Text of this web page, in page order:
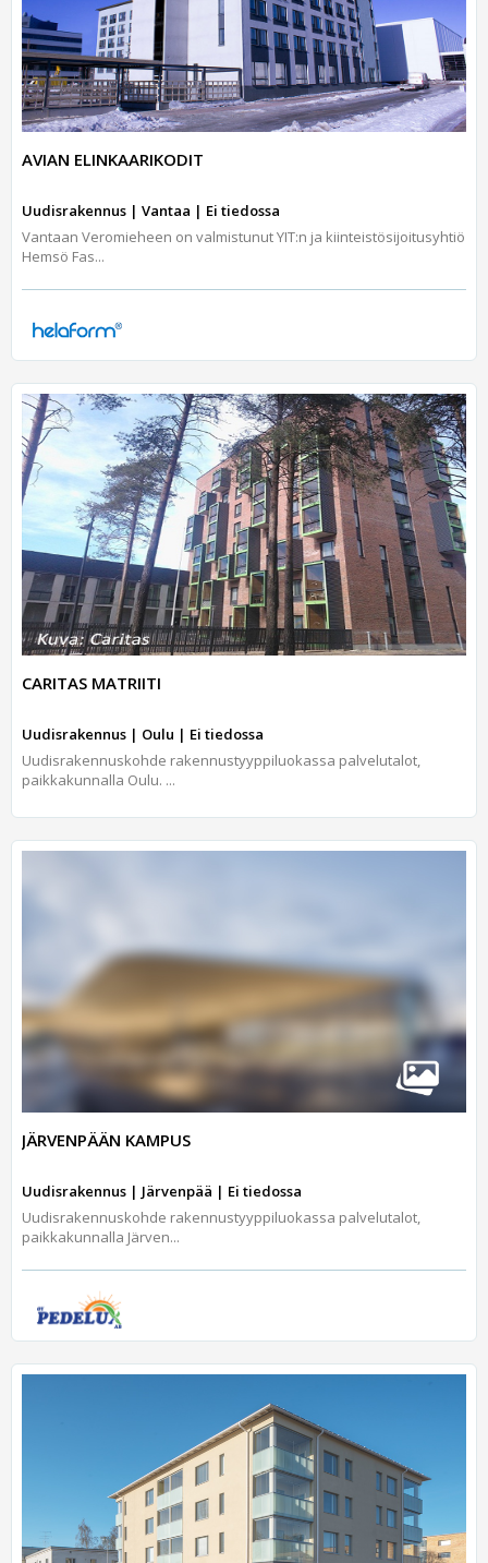
AVIAN ELINKAARIKODIT
Uudisrakennus | Vantaa | Ei tiedossa
Vantaan Veromieheen on valmistunut YIT:n ja kiinteistösijoitusyhtiö
Hemsö Fas...
CARITAS MATRIITI
Uudisrakennus | Oulu | Ei tiedossa
Uudisrakennuskohde rakennustyyppiluokassa palvelutalot,
paikkakunnalla Oulu. ...
JÄRVENPÄÄN KAMPUS
Uudisrakennus | Järvenpää | Ei tiedossa
Uudisrakennuskohde rakennustyyppiluokassa palvelutalot,
paikkakunnalla Järven...